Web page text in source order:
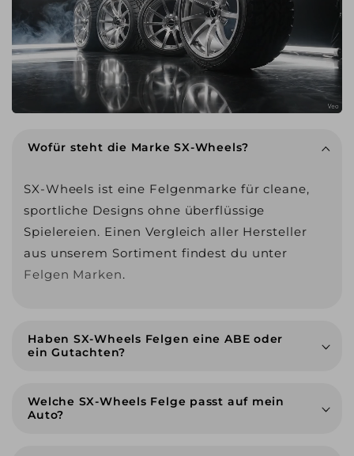
Wofür steht die Marke SX-Wheels?
SX-Wheels ist eine Felgenmarke für cleane,
sportliche Designs ohne überflüssige
Spielereien. Einen Vergleich aller Hersteller
aus unserem Sortiment findest du unter
Felgen Marken.
Haben SX-Wheels Felgen eine ABE oder
ein Gutachten?
Welche SX-Wheels Felge passt auf mein
Auto?